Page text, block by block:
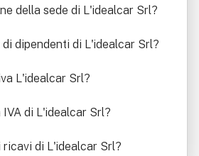
della sede di L'idealcar Srl?
di dipendenti di L'idealcar Srl?
L'idealcar Srl?
di L'idealcar Srl?
ricavi di L'idealcar Srl?